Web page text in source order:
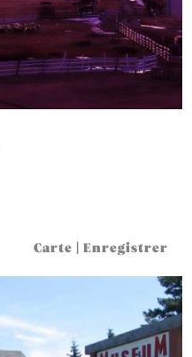
Carte Enregistrer